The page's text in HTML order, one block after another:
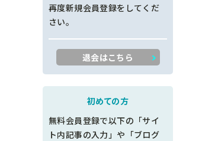
創意工夫
品質管理
出来形管理
工程管理
再度新規会員登録をしてくだ
さい。
退会はこちら
初めての方
無料会員登録で以下の「サイ
ト内記事の入力」や「ブログ